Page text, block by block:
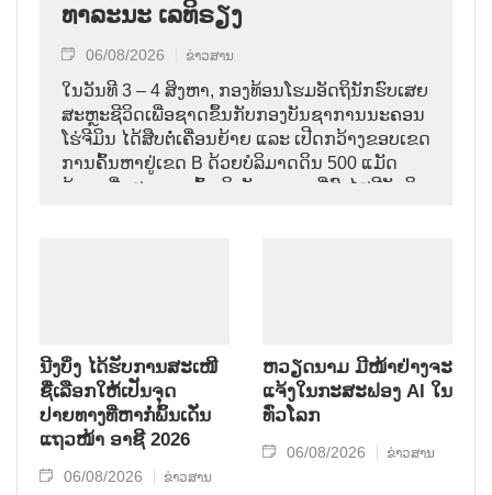
ທາ​ລະ​ນະ ເລ​ທິ​ຣຽງ
06/08/2026 ຂ່າວສານ
ໃນ​ວັນ​ທີ 3 – 4 ສິງ​ຫາ, ກອງ​ທ້ອນ​ໂຮມ​ອັດ​ຖິ​ນັກ​ຮົບ​ເສຍ​
ສະຫຼະ​ຊີ​ວິດ​ເພື່ອ​ຊາດ​ຂຶ້ນ​ກັບ​ກອງ​ບັນ​ຊາ​ການ​ນະ​ຄອນ ​
ໂຮ່​ຈີ​ມິນ ໄດ້​ສືບ​ຕໍ່​ເຄື່ອນ​ຍ້າຍ ແລະ ເປີດກວ້າງ​ຂອບ​ເຂດ​
ການ​ຄົ້ນ​ຫາຢູ່​ເຂດ B ດ້ວຍບໍລິມາດ​ດິນ 500 ແມັດ​
ກ້ອນ ເພື່ອ​ສາມາດເຂົ້າ​ເຖິງ​ບັນ​ດາ​ເຂດ​ທີ່​ສົງ​ໄສ​ມີ​ອັດ​ຖິ​
ນີງບິ່ງ ໄດ້ຮັບການສະເໜີ
ຊື່ເລືອກໃຫ້ເປັນຈຸດ
ປາຍທາງທີ່ຫາກໍ່ພົ້ນເດັ່ນ
ແຖວໜ້າ ອາຊີ 2026
06/08/2026 ຂ່າວສານ
ຫວຽດນາມ ມີໜ້າຢ່າງຈະ
ແຈ້ງໃນກະສະຟອງ AI ໃນ
ທົ່ວໂລກ
06/08/2026 ຂ່າວສານ